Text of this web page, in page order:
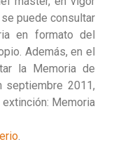
puede consultar
en formato del
Además, en el
la Memoria de
septiembre 2011,
Memoria
.